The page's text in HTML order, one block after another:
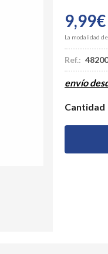
9,99€
La modalidad de
Ref.:
envío
Cantidad